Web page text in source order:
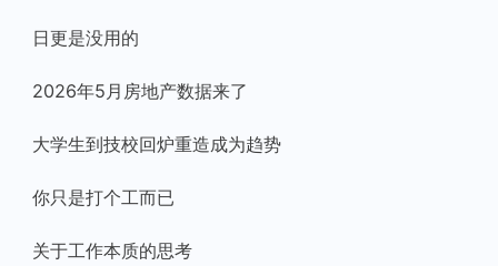
日更是没用的
2026年5月房地产数据来了
大学生到技校回炉重造成为趋势
你只是打个工而已
关于工作本质的思考